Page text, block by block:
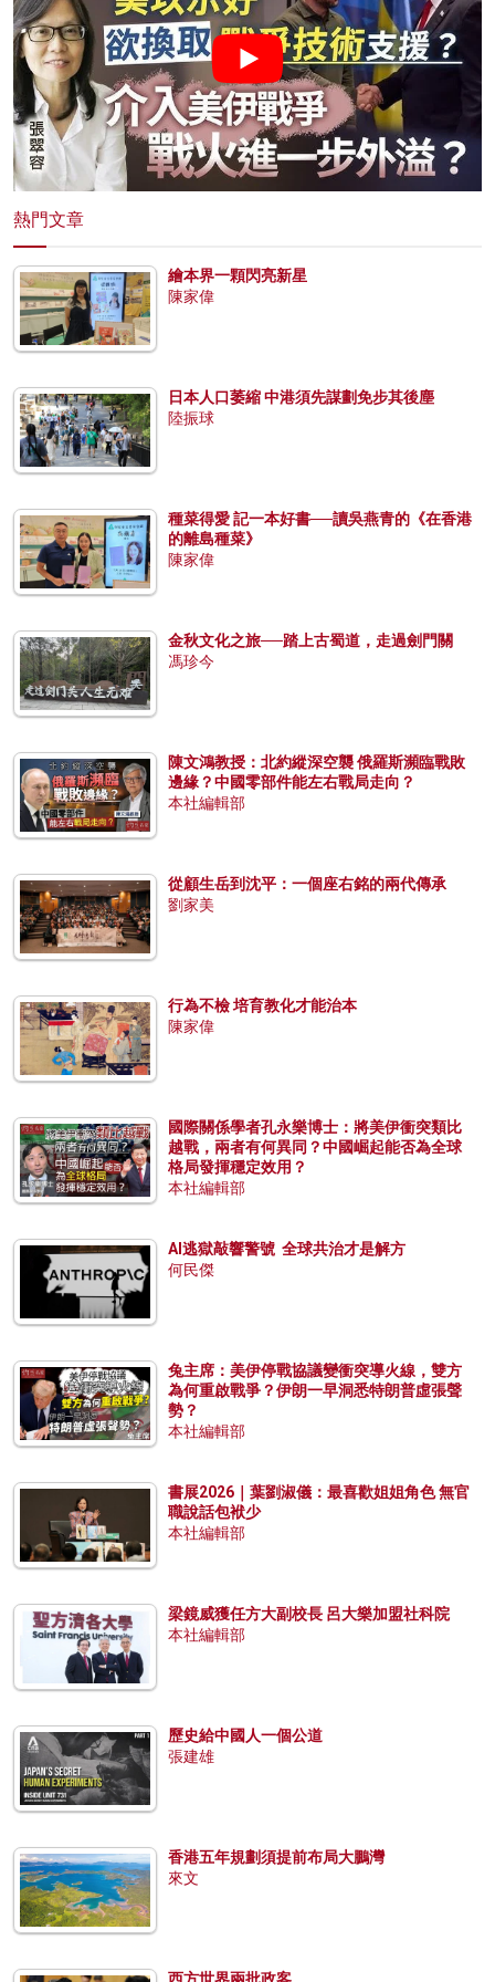
熱門文章
繪本界一顆閃亮新星
陳家偉
日本人口萎縮 中港須先謀劃免步其後塵
陸振球
種菜得愛 記一本好書──讀吳燕青的《在香港
的離島種菜》
陳家偉
金秋文化之旅──踏上古蜀道，走過劍門關
馮珍今
陳文鴻教授：北約縱深空襲 俄羅斯瀕臨戰敗
邊緣？中國零部件能左右戰局走向？
本社編輯部
從顧生岳到沈平：一個座右銘的兩代傳承
劉家美
行為不檢 培育教化才能治本
陳家偉
國際關係學者孔永樂博士：將美伊衝突類比
越戰，兩者有何異同？中國崛起能否為全球
格局發揮穩定效用？
本社編輯部
AI逃獄敲響警號 全球共治才是解方
何民傑
兔主席：美伊停戰協議變衝突導火線，雙方
為何重啟戰爭？伊朗一早洞悉特朗普虛張聲
勢？
本社編輯部
書展2026｜葉劉淑儀：最喜歡姐姐角色 無官
職說話包袱少
本社編輯部
梁鏡威獲任方大副校長 呂大樂加盟社科院
本社編輯部
歷史給中國人一個公道
張建雄
香港五年規劃須提前布局大鵬灣
來文
西方世界兩批政客